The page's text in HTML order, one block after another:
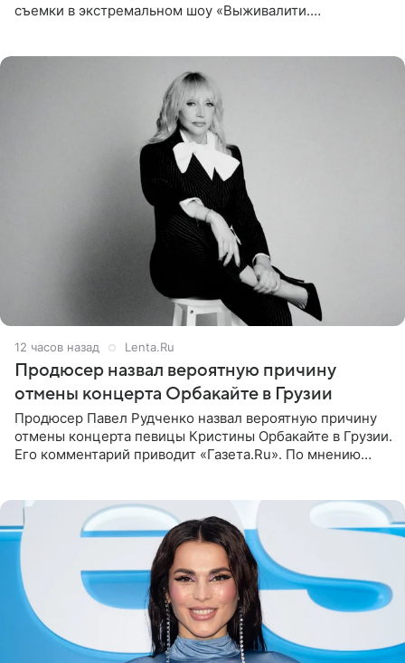
съемки в экстремальном шоу «Выживалити.
12 часов назад Lenta.Ru
Продюсер назвал вероятную причину
отмены концерта Орбакайте в Грузии
Продюсер Павел Рудченко назвал вероятную причину
отмены концерта певицы Кристины Орбакайте в Грузии.
Его комментарий приводит «Газета.Ru». По мнению